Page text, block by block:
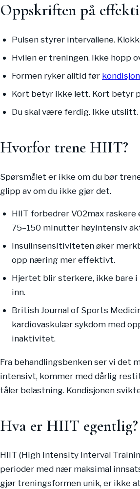
Oppskriften på
Pulsen styrer intervallene.
Hvilen er treningen. Ikke hopp
Formen ryker alltid før
Kort betyr ikke lett. Kort betyr
Du skal være ferdig. Ikke utslitt.
Hvorfor trene HIIT?
Spørsmålet er ikke om du bør
glipp av om du ikke gjør det.
HIIT forbedrer VO2max
75–150 minutter høyintensiv
Insulinsensitiviteten øker
opp næring mer effektivt.
Hjertet blir sterkere, ikke bare i
inn.
British Journal of Sports
kardiovaskulær sykdom med
inaktivitet.
Fra behandlingsbenken ser vi det
intensivt, kommer med dårlig
tåler belastning. Kondisjonen
Hva er HIIT egentlig?
HIIT (High Intensity Interval
perioder med nær maksimal
gjør treningsformen unik, er ikke